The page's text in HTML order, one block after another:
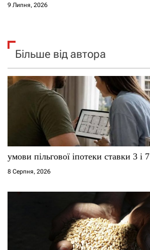
9 Липня, 2026
Більше від автора
умови пільгової іпотеки ставки 3 і 7
8 Серпня, 2026